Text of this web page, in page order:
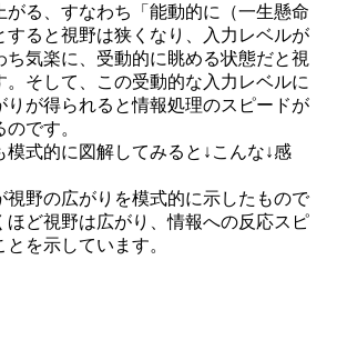
がる、すなわち「能動的に（一生懸命
すると視野は狭くなり、入力レベルが
ち気楽に、受動的に眺める状態だと視
。そして、この受動的な入力レベルに
りが得られると情報処理のスピードが
です。
模式的に図解してみると↓こんな↓感
視野の広がりを模式的に示したもので
ほど視野は広がり、情報への反応スピ
を示しています。